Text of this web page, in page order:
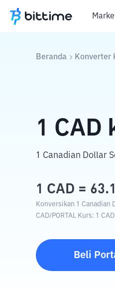
Beranda Konverter
1 CAD
1 Canadian Dollar
1 CAD =
Konversikan 1 Canadian
CAD/PORTAL Kurs: 1 CAD
Beli